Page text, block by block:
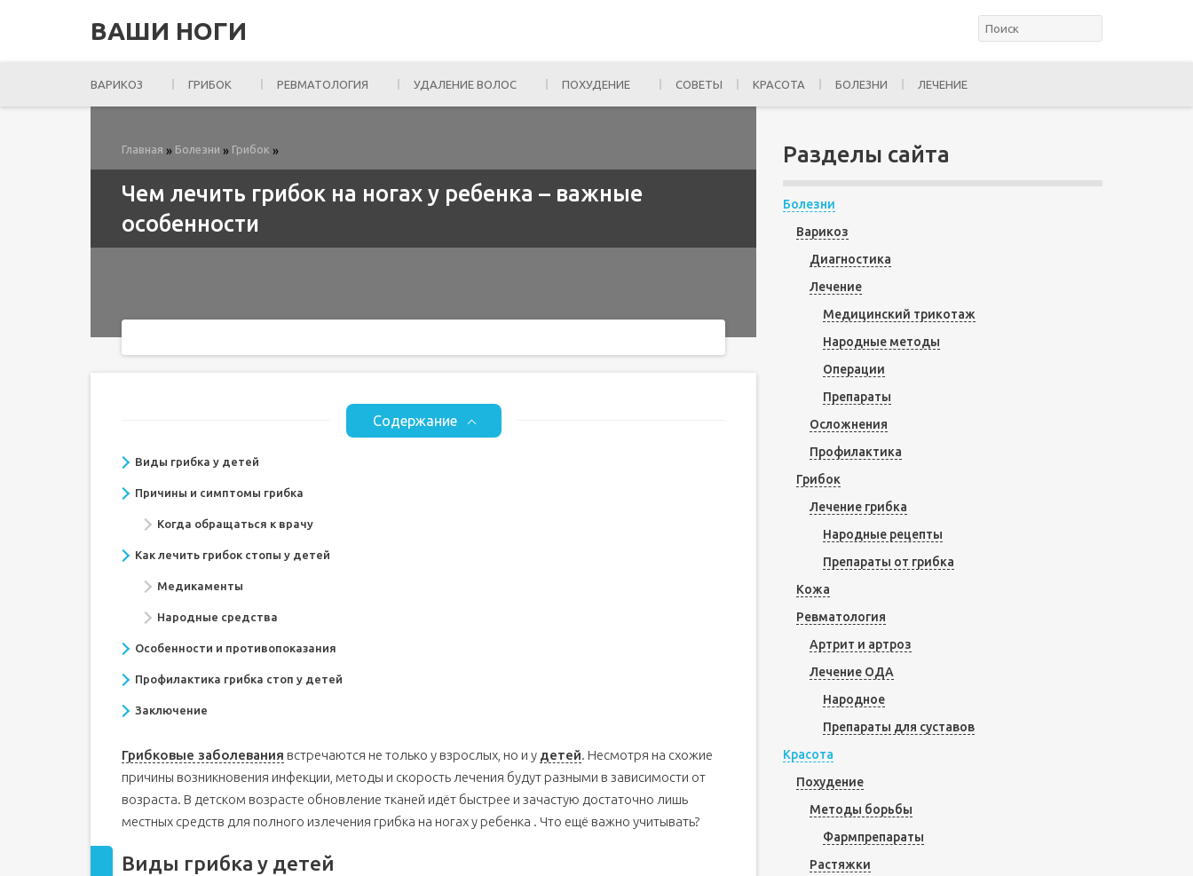
ВАШИ НОГИ
ВАРИКОЗ ГРИБОК РЕВМАТОЛОГИЯ УДАЛЕНИЕ ВОЛОС ПОХУДЕНИЕ СОВЕТЫ КРАСОТА БОЛЕЗНИ ЛЕЧЕНИЕ
Главная » Болезни » Грибок »
Чем лечить грибок на ногах у ребенка – важные
особенности
Содержание
Виды грибка у детей
Причины и симптомы грибка
Когда обращаться к врачу
Как лечить грибок стопы у детей
Медикаменты
Народные средства
Особенности и противопоказания
Профилактика грибка стоп у детей
Заключение
Грибковые заболевания встречаются не только у взрослых, но и у детей. Несмотря на схожие
причины возникновения инфекции, методы и скорость лечения будут разными в зависимости от
возраста. В детском возрасте обновление тканей идёт быстрее и зачастую достаточно лишь
местных средств для полного излечения грибка на ногах у ребенка . Что ещё важно учитывать?
Виды грибка у детей
Разделы сайта
Болезни
Варикоз
Диагностика
Лечение
Медицинский трикотаж
Народные методы
Операции
Препараты
Осложнения
Профилактика
Грибок
Лечение грибка
Народные рецепты
Препараты от грибка
Кожа
Ревматология
Артрит и артроз
Лечение ОДА
Народное
Препараты для суставов
Красота
Похудение
Методы борьбы
Фармпрепараты
Растяжки